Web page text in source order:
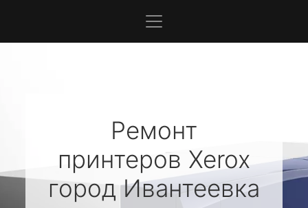
Ремонт
принтеров Xerox
город Ивантеевка